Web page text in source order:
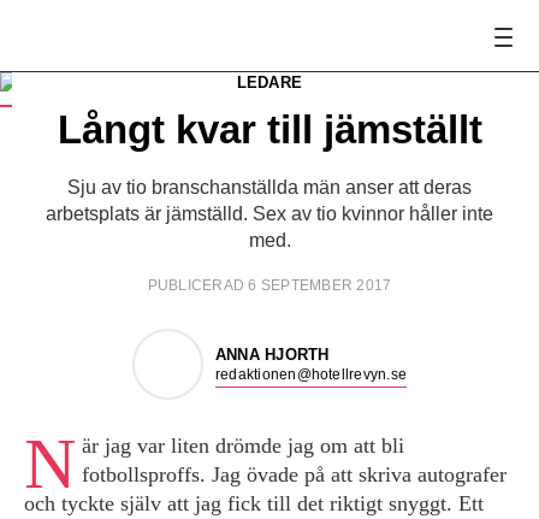
LEDARE
Långt kvar till jämställt
Sju av tio branschanställda män anser att deras
arbetsplats är jämställd. Sex av tio kvinnor håller inte
med.
PUBLICERAD 6 SEPTEMBER 2017
ANNA HJORTH
redaktionen@hotellrevyn.se
N är jag var liten drömde jag om att bli
fotbollsproffs. Jag övade på att skriva autografer
och tyckte själv att jag fick till det riktigt snyggt. Ett